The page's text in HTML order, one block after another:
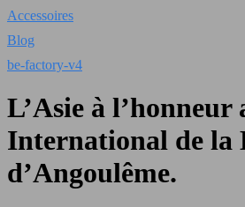
Accessoires
Blog
be-factory-v4
L’Asie à l’honneur
International de la
d’Angoulême.